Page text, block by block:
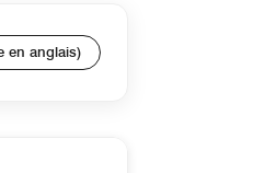
en anglais)